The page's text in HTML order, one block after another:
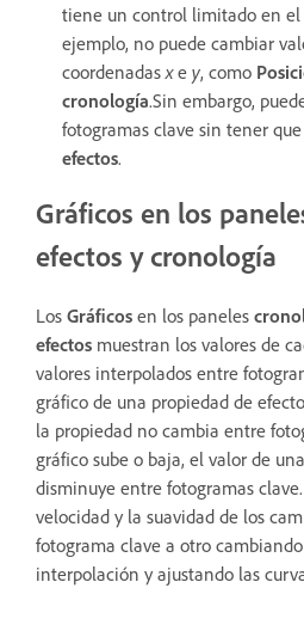
tiene un control limitado en
ejemplo, no puede cambiar
coordenadasxe y, como
cronología.Sin embargo,
fotogramas clave sin tener
efectos.
Gráficos en los
efectos y cronología
Los Gráficos en los paneles
efectos muestran los valores de
valores interpolados entre
gráfico de una propiedad de
la propiedad no cambia entre
gráfico sube o baja, el valor de
disminuye entre fotogramas
velocidad y la suavidad de los
fotograma clave a otro
interpolación y ajustando las